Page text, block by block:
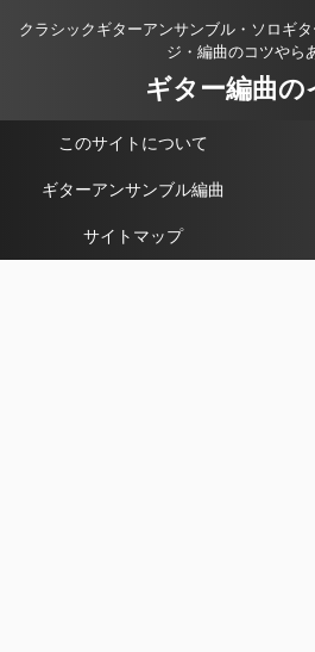
クラシックギターアンサンブル・ソロギ
ジ・編曲のコツやら
ギター編曲の
このサイトについて
ギターアンサンブル編曲
サイトマップ